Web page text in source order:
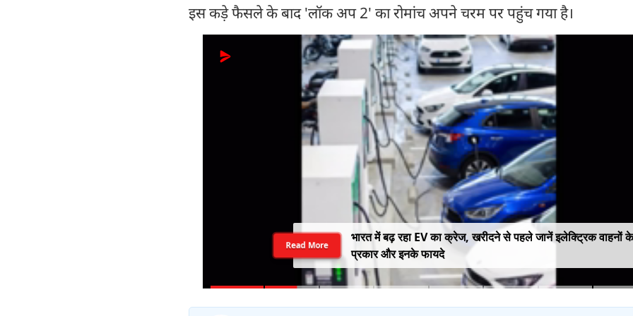
इस कड़े फैसले के बाद 'लॉक अप 2' का रोमांच अपने चरम पर पहुंच गया है।
भारत में बढ़ रहा EV का क्रेज, खरीदने से पहले जानें इलेक्ट्रिक वाहनों
प्रकार और इनके फायदे
Read More